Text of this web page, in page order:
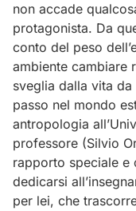
non accade
protagonista. Da
conto del peso
ambiente cambiare
sveglia dalla vita
passo nel mondo
antropologia
professore (Silvio
rapporto speciale e
dedicarsi
per lei, che